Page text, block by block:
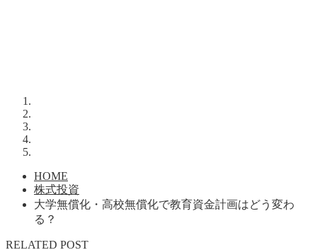
HOME
株式投資
大学無償化・高校無償化で教育資金計画はどう変わ
る？
RELATED POST